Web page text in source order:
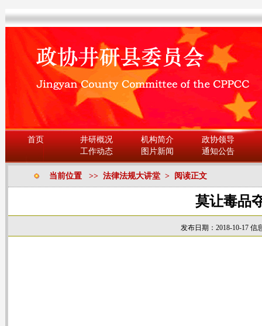
首页 井研概况 机构简介
政协领导
工作动态
图片新闻 通知公告
当前位置 >> 法律法规大讲堂 > 阅读正文
莫让毒品
发布日期：2018-10-17 信